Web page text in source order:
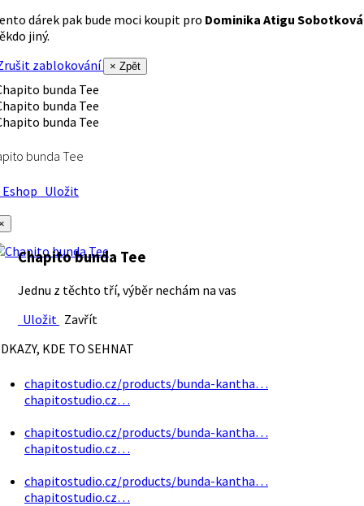
dárek pak bude moci koupit pro Dominika Atigu Sobotková
jiný.
zablokování
× Zpět
bunda Tee
Uložit
Chapito bunda Tee
Jednu z těchto tří, výběr nechám na vas
Uložit Zavřít
KDE TO SEHNAT
chapitostudio.cz/products/bunda-kantha…
chapitostudio.cz…
chapitostudio.cz/products/bunda-kantha…
chapitostudio.cz…
chapitostudio.cz/products/bunda-kantha…
chapitostudio.cz…